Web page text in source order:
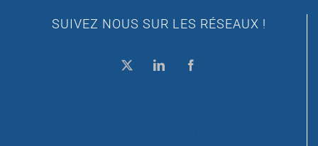
SUIVEZ NOUS SUR LES RÉSEAUX !